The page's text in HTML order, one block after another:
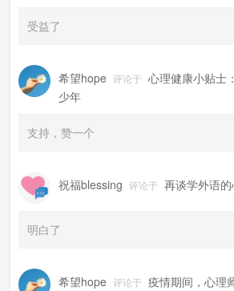
受益了
希望hope 评论于 心理健康小贴士
少年
支持，赞一个
祝福blessing 评论于 再谈学外语的
明白了
希望hope 评论于 疫情期间，心理